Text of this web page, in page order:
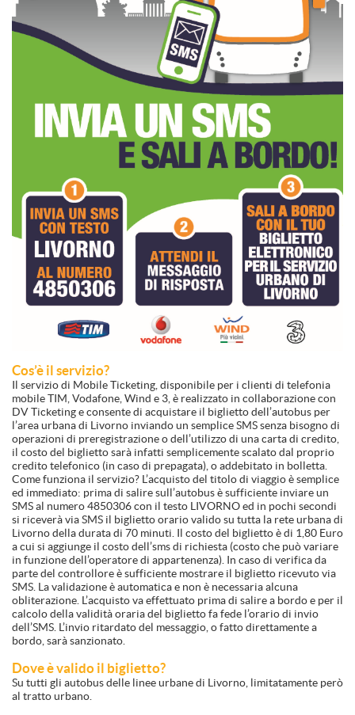
Cos’è il servizio?
Il servizio di Mobile Ticketing, disponibile per i clienti di telefonia
mobile TIM, Vodafone, Wind e 3, è realizzato in collaborazione con
DV Ticketing e consente di acquistare il biglietto dell’autobus per
l’area urbana di Livorno inviando un semplice SMS senza bisogno di
operazioni di preregistrazione o dell’utilizzo di una carta di credito,
il costo del biglietto sarà infatti semplicemente scalato dal proprio
credito telefonico (in caso di prepagata), o addebitato in bolletta.
Come funziona il servizio? L’acquisto del titolo di viaggio è semplice
ed immediato: prima di salire sull’autobus è sufficiente inviare un
SMS al numero 4850306 con il testo LIVORNO ed in pochi secondi
si riceverà via SMS il biglietto orario valido su tutta la rete urbana di
Livorno della durata di 70 minuti. Il costo del biglietto è di 1,80 Euro
a cui si aggiunge il costo dell’sms di richiesta (costo che può variare
in funzione dell’operatore di appartenenza). In caso di verifica da
parte del controllore è sufficiente mostrare il biglietto ricevuto via
SMS. La validazione è automatica e non è necessaria alcuna
obliterazione. L’acquisto va effettuato prima di salire a bordo e per il
calcolo della validità oraria del biglietto fa fede l’orario di invio
dell’SMS. L’invio ritardato del messaggio, o fatto direttamente a
bordo, sarà sanzionato.
Dove è valido il biglietto?
Su tutti gli autobus delle linee urbane di Livorno, limitatamente però
al tratto urbano.